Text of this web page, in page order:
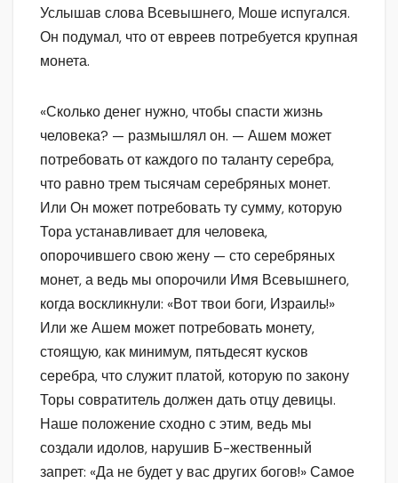
Услышав слова Всевышнего, Моше испугался.
Он подумал, что от евреев потребуется крупная
монета.
«Сколько денег нужно, чтобы спасти жизнь
человека? — размышлял он. — Ашем может
потребовать от каждого по таланту серебра,
что равно трем тысячам серебряных монет.
Или Он может потребовать ту сумму, которую
Тора устанавливает для человека,
опорочившего свою жену — сто серебряных
монет, а ведь мы опорочили Имя Всевышнего,
когда воскликнули: «Вот твои боги, Израиль!»
Или же Ашем может потребовать монету,
стоящую, как минимум, пятьдесят кусков
серебра, что служит платой, которую по закону
Торы совратитель должен дать отцу девицы.
Наше положение сходно с этим, ведь мы
создали идолов, нарушив Б-жественный
запрет: «Да не будет у вас других богов!» Самое